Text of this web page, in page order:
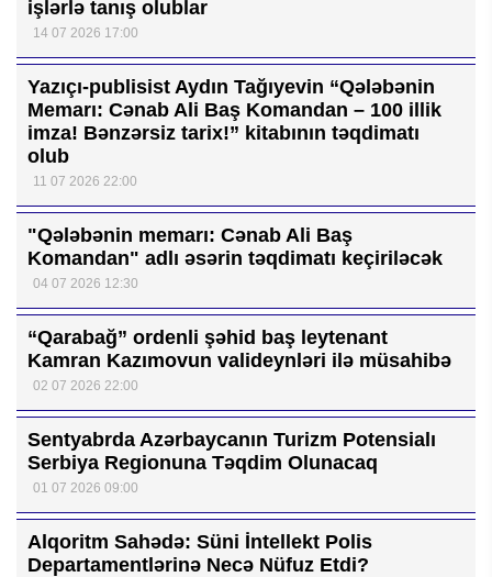
işlərlə tanış olublar
14 07 2026 17:00
Yazıçı-publisist Aydın Tağıyevin “Qələbənin
Memarı: Cənab Ali Baş Komandan – 100 illik
imza! Bənzərsiz tarix!” kitabının təqdimatı
olub
11 07 2026 22:00
"Qələbənin memarı: Cənab Ali Baş
Komandan" adlı əsərin təqdimatı keçiriləcək
04 07 2026 12:30
“Qarabağ” ordenli şəhid baş leytenant
Kamran Kazımovun valideynləri ilə müsahibə
02 07 2026 22:00
Sentyabrda Azərbaycanın Turizm Potensialı
Serbiya Regionuna Təqdim Olunacaq
01 07 2026 09:00
Alqoritm Sahədə: Süni İntellekt Polis
Departamentlərinə Necə Nüfuz Etdi?